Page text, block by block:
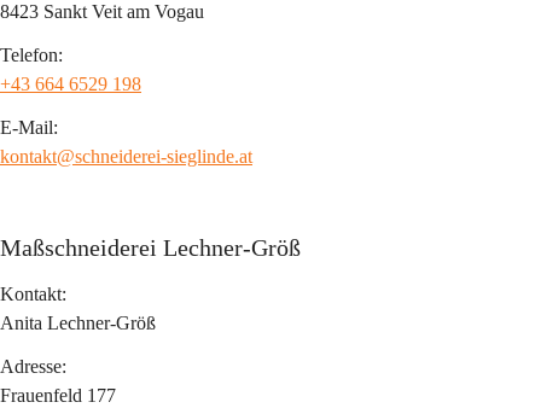
8423 Sankt Veit am Vogau
Telefon:
+43 664 6529 198
E-Mail:
kontakt@schneiderei-sieglinde.at
Maßschneiderei Lechner-Größ
Kontakt:
Anita Lechner-Größ
Adresse:
Frauenfeld 177